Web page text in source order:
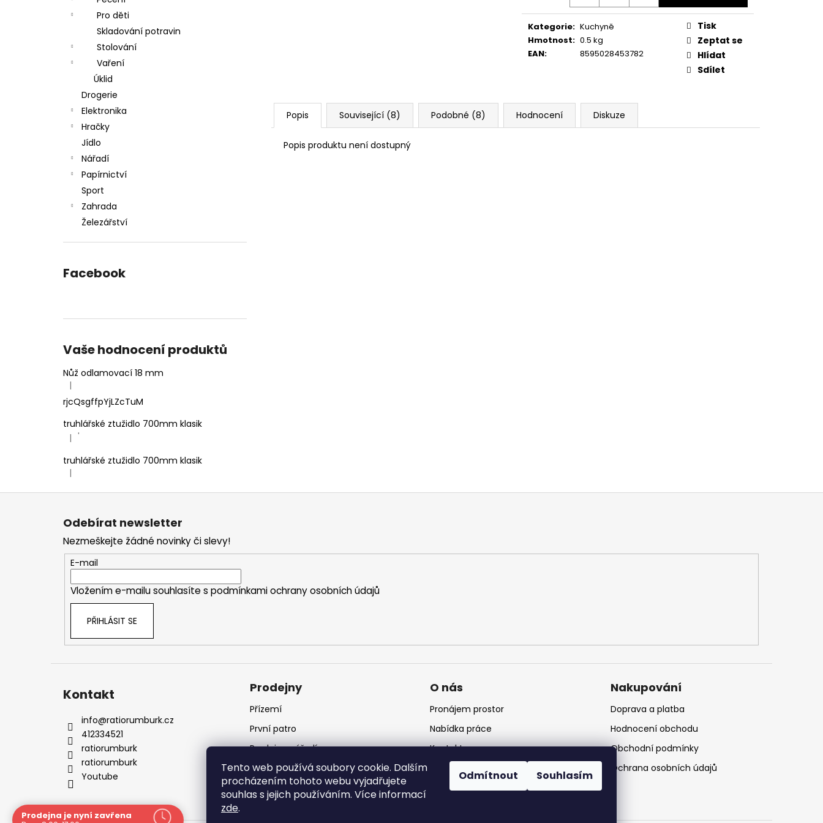
Tento web používá soubory cookie. Dalším
procházením tohoto webu vyjadřujete
souhlas s jejich používáním. Více informací
zde.
Odmítnout Souhlasím
Pro děti
Skladování potravin
Stolování
Vaření
Úklid
Drogerie
Elektronika
Hračky
Jídlo
Nářadí
Papírnictví
Sport
Zahrada
Železářství
Facebook
Vaše hodnocení produktů
Nůž odlamovací 18 mm
Hodnocení produktu je 4 z 5 hvězdiček.
|
rjcQsgffpYjLZcTuM
truhlářské ztužidlo 700mm klasik
Hodnocení produktu je 5 z 5 hvězdiček.
| '
truhlářské ztužidlo 700mm klasik
Hodnocení produktu je 5 z 5 hvězdiček.
|
Kategorie: Kuchyně
Hmotnost: 0.5 kg
EAN: 8595028453782
Tisk
Zeptat se
Hlídat
Sdílet
Popis Související (8) Podobné (8) Hodnocení Diskuze
Popis produktu není dostupný
Z
Odebírat newsletter
Nezmeškejte žádné novinky či slevy!
E-mail
Vložením e-mailu souhlasíte s podmínkami ochrany osobních údajů
PŘIHLÁSIT SE
Kontakt
info@ratiorumburk.cz
412334521
ratiorumburk
ratiorumburk
Youtube
Prodejny
Přízemí
První patro
Prodejna nářadí
Prodejna krmiv
O nás
Pronájem prostor
Nabídka práce
Kontakt
Nakupování
Doprava a platba
Hodnocení obchodu
Obchodní podmínky
Ochrana osobních údajů
Prodejna je nyní zavřena